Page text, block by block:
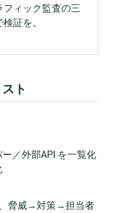
フィック監査の三
証を。
ト
／外部API を一覧化
脅威→対策→担当者